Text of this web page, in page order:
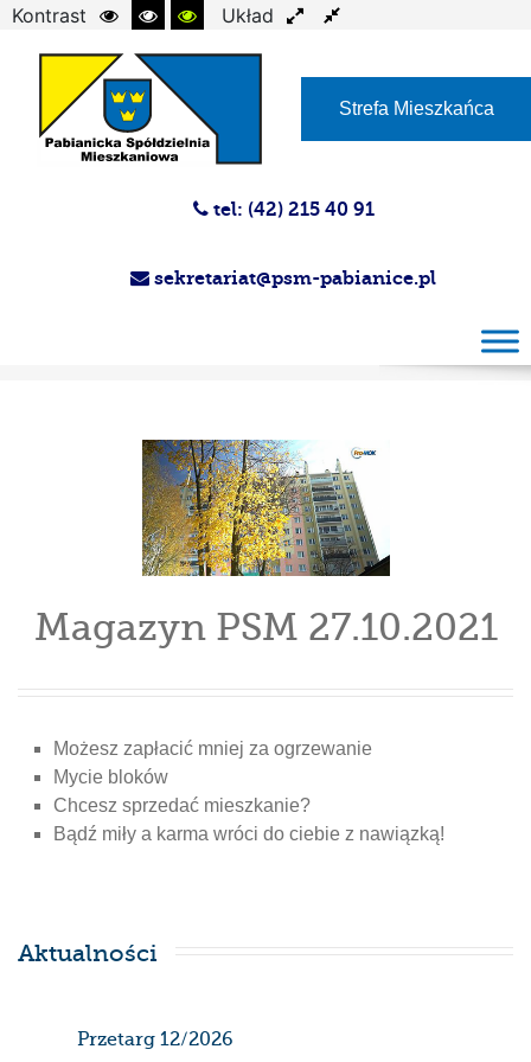
Kontrast
Układ
Strefa Mieszkańca
tel: (42) 215 40 91
sekretariat@psm-pabianice.pl
Magazyn PSM 27.10.2021
Możesz zapłacić mniej za ogrzewanie
Mycie bloków
Chcesz sprzedać mieszkanie?
Bądź miły a karma wróci do ciebie z nawiązką!
Aktualności
Przetarg 12/2026